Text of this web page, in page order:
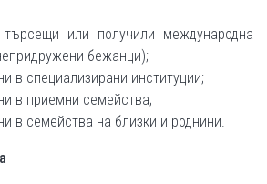
или получили международна
бежанци);
в специализирани институции;
в приемни семейства;
в семейства на близки и роднини.